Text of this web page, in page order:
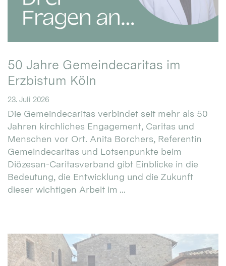
50 Jahre Gemeindecaritas im
Erzbistum Köln
23. Juli 2026
Die Gemeindecaritas verbindet seit mehr als 50
Jahren kirchliches Engagement, Caritas und
Menschen vor Ort. Anita Borchers, Referentin
Gemeindecaritas und Lotsenpunkte beim
Diözesan-Caritasverband gibt Einblicke in die
Bedeutung, die Entwicklung und die Zukunft
dieser wichtigen Arbeit im ...